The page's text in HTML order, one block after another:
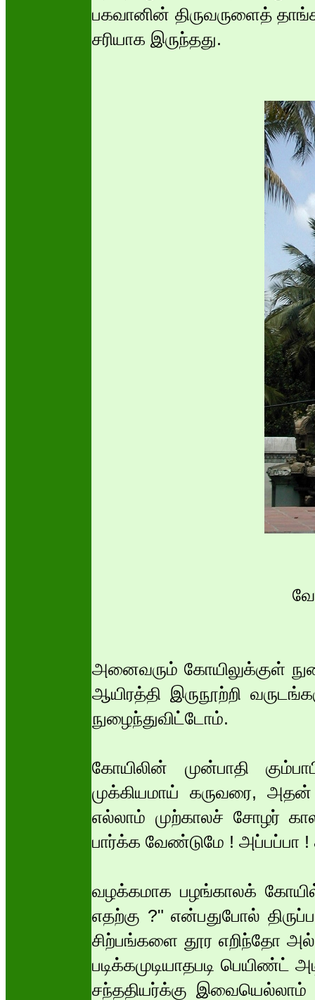
பகவானின் திருவருளைத்
சரியாக இருந்தது.
அனைவரும் கோயிலுக்குள்
ஆயிரத்தி இருநூற்றி
நுழைந்துவிட்டோம்.
கோயிலின் முன்பாதி
முக்கியமாய் கருவரை,
எல்லாம் முற்காலச் சோழர்
பார்க்க வேண்டுமே ! அப்பப்பா !
வழக்கமாக பழங்காலக்
எதற்கு ?" என்பதுபோல்
சிற்பங்களை தூர எறிந்தோ
படிக்கமுடியாதபடி
சந்ததியர்க்கு